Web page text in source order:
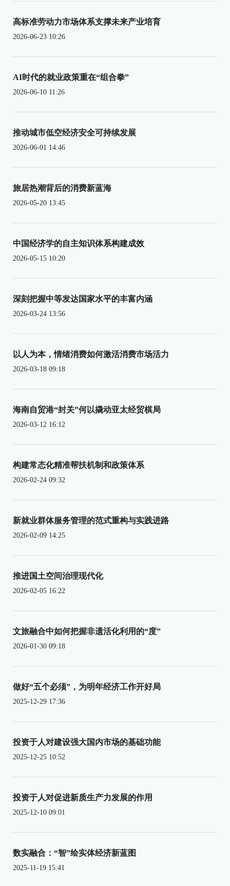
高标准劳动力市场体系支撑未来产业培育
2026-06-23 10:26
AI时代的就业政策重在“组合拳”
2026-06-10 11:26
推动城市低空经济安全可持续发展
2026-06-01 14:46
旅居热潮背后的消费新蓝海
2026-05-20 13:45
中国经济学的自主知识体系构建成效
2026-05-15 10:20
深刻把握中等发达国家水平的丰富内涵
2026-03-24 13:56
以人为本，情绪消费如何激活消费市场活力
2026-03-18 09:18
海南自贸港“封关”何以撬动亚太经贸棋局
2026-03-12 16:12
构建常态化精准帮扶机制和政策体系
2026-02-24 09:32
新就业群体服务管理的范式重构与实践进路
2026-02-09 14:25
推进国土空间治理现代化
2026-02-05 16:22
文旅融合中如何把握非遗活化利用的“度”
2026-01-30 09:18
做好“五个必须”，为明年经济工作开好局
2025-12-29 17:36
投资于人对建设强大国内市场的基础功能
2025-12-25 10:52
投资于人对促进新质生产力发展的作用
2025-12-10 09:01
数实融合：“智”绘实体经济新蓝图
2025-11-19 15:41